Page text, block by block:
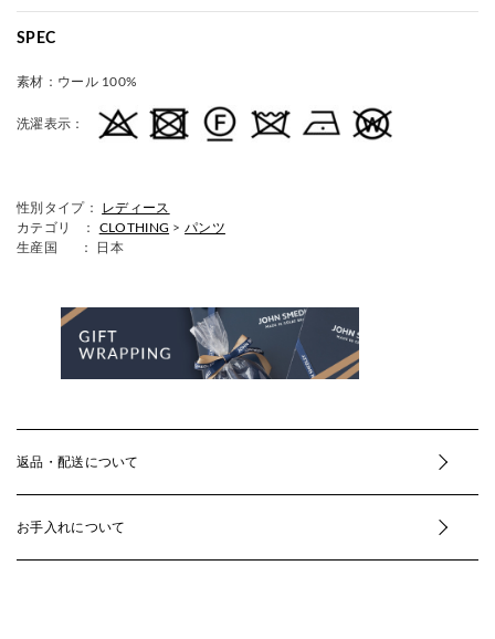
SPEC
素材： ウール 100%
洗濯表示：
性別タイプ： レディース
カテゴリ ： CLOTHING >パンツ
生産国
： 日本
返品・配送について
お手入れについて